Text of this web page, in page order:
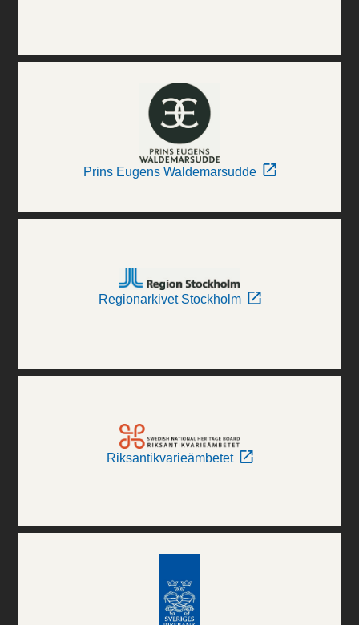
Prins Eugens Waldemarsudde
Regionarkivet Stockholm
Riksantikvarieämbetet